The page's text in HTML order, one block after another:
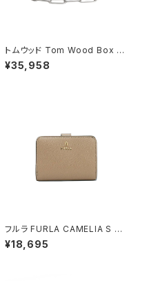
トムウッド Tom Wood Box Br
acelet ブレスレット 100066-
77 シルバー
¥35,958
フルラ FURLA CAMELIA S C
OMPACT WALLETS 二つ折り
財布 wp00315-are000-125
¥18,695